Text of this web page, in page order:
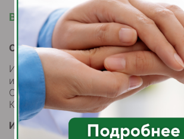
Врач-физиотерапевт
Образование высшее:
Ивановский государственный
институт, диплом от 20.06.1994
Специальность — лечебное дело
Квалификация по диплому – врач.
Интернатура: